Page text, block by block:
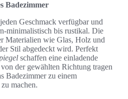
Badezimmer
Geschmack verfügbar und
minimalistisch bis rustikal. Die
Materialien wie Glas, Holz und
Stil abgedeckt wird. Perfekt
schaffen eine einladende
der gewählten Richtung tragen
Badezimmer zu einem
machen.